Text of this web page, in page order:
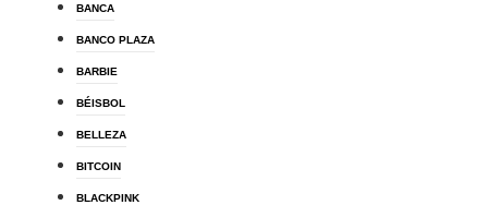
BANCA
BANCO PLAZA
BARBIE
BÉISBOL
BELLEZA
BITCOIN
BLACKPINK